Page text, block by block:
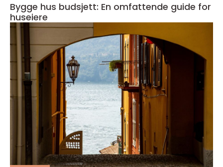
Bygge hus budsjett: En omfattende guide for
huseiere